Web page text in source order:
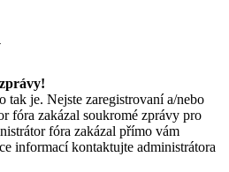
tak je. Nejste zaregistrovaní a/nebo
fóra zakázal soukromé zprávy pro
fóra zakázal přímo vám
informací kontaktujte administrátora